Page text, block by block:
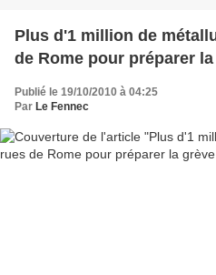
Plus d'1 million de
de Rome pour préparer
Publié le 19/10/2010 à 04:25
Par Le Fennec